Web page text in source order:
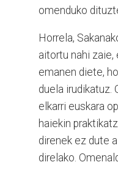
omenduko
Horrela,
aitortu nahi zaie,
emanen diete,
duela irudikatuz.
elkarri euskara
haiekin
direnek ez dute
direlako.